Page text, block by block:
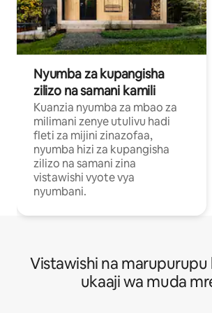
Nyumba za kupangisha
zilizo na samani kamili
Kuanzia nyumba za mbao za
milimani zenye utulivu hadi
fleti za mijini zinazofaa,
nyumba hizi za kupangisha
zilizo na samani zina
vistawishi vyote vya
nyumbani.
Vistawishi na marupurupu
ukaaji wa muda